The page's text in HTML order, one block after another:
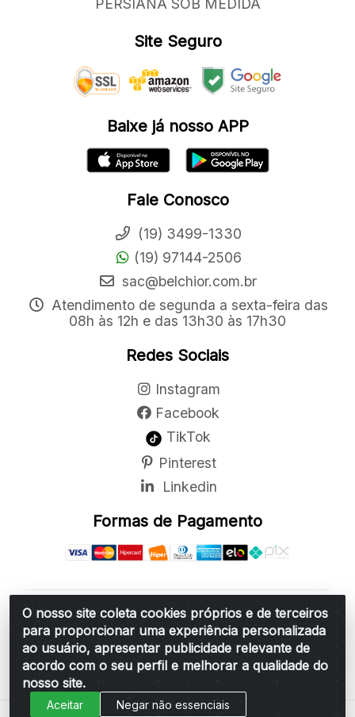
O nosso site coleta cookies próprios e de terceiros
para proporcionar uma experiência personalizada
ao usuário, apresentar publicidade relevante de
acordo com o seu perfil e melhorar a qualidade do
nosso site.
Aceitar Negar não essenciais
PERSIANA SOB MEDIDA
Site Seguro
Baixe já nosso APP
Fale Conosco
(19) 3499-1330
(19) 97144-2506
sac@belchior.com.br
Atendimento de segunda a sexta-feira das
08h às 12h e das 13h30 às 17h30
Redes Sociais
Instagram
Facebook
TikTok
Pinterest
Linkedin
Formas de Pagamento
Belchior Cortinas e Acessórios LTDA - R: Rua
Vereador Sérgio Leopoldino Alves, 876 - Santa
Bárbara d'Oeste/SP - CEP 13.456-166 - CNPJ
06.314.073/0001-34